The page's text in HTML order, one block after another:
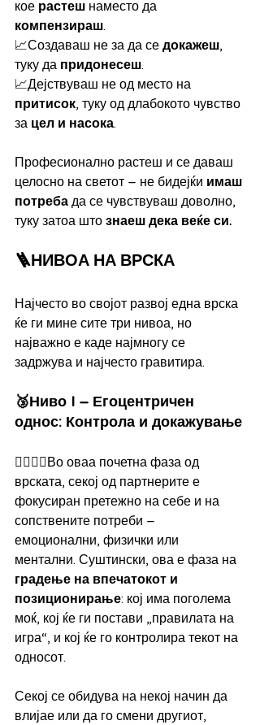
кое растеш наместо да
компензираш.
📈Создаваш не за да се докажеш,
туку да придонесеш.
📈Дејствуваш не од место на
притисок, туку од длабокото чувство
за цел и насока.
Професионално растеш и се даваш
целосно на светот – не бидејќи имаш
потреба да се чувствуваш доволно,
туку затоа што знаеш дека веќе си.
🪜НИВОА НА ВРСКА
Најчесто во својот развој една врска
ќе ги мине сите три нивоа, но
најважно е каде најмногу се
задржува и најчесто гравитира.
🥉Ниво I – Егоцентричен
однос: Контрола и докажување
🙋‍♀️🙋‍♂️Во оваа почетна фаза од
врската, секој од партнерите е
фокусиран претежно на себе и на
сопствените потреби –
емоционални, физички или
ментални. Суштински, ова е фаза на
градење на впечатокот и
позиционирање: кој има поголема
моќ, кој ќе ги постави „правилата на
игра“, и кој ќе го контролира текот на
односот.
Секој се обидува на некој начин да
влијае или да го смени другиот,